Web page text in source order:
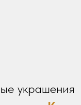
украшения